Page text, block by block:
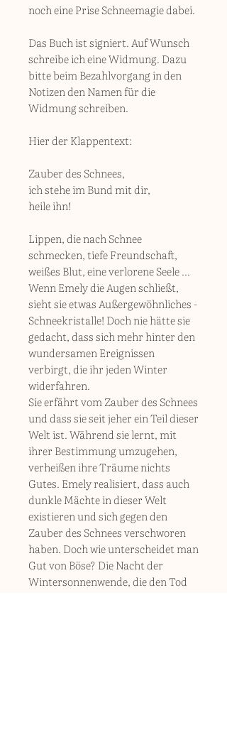
noch eine Prise Schneemagie dabei.
Das Buch ist signiert. Auf Wunsch
schreibe ich eine Widmung. Dazu
bitte beim Bezahlvorgang in den
Notizen den Namen für die
Widmung schreiben.
Hier der Klappentext:
Zauber des Schnees,
ich stehe im Bund mit dir,
heile ihn!
Lippen, die nach Schnee
schmecken, tiefe Freundschaft,
weißes Blut, eine verlorene Seele ...
Wenn Emely die Augen schließt,
sieht sie etwas Außergewöhnliches -
Schneekristalle! Doch nie hätte sie
gedacht, dass sich mehr hinter den
wundersamen Ereignissen
verbirgt, die ihr jeden Winter
widerfahren.
Sie erfährt vom Zauber des Schnees
und dass sie seit jeher ein Teil dieser
Welt ist. Während sie lernt, mit
ihrer Bestimmung umzugehen,
verheißen ihre Träume nichts
Gutes. Emely realisiert, dass auch
dunkle Mächte in dieser Welt
existieren und sich gegen den
Zauber des Schnees verschworen
haben. Doch wie unterscheidet man
Gut von Böse? Die Nacht der
Wintersonnenwende, die den Tod